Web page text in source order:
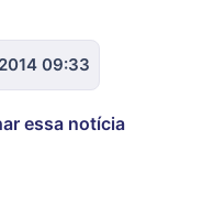
09:33
essa notícia